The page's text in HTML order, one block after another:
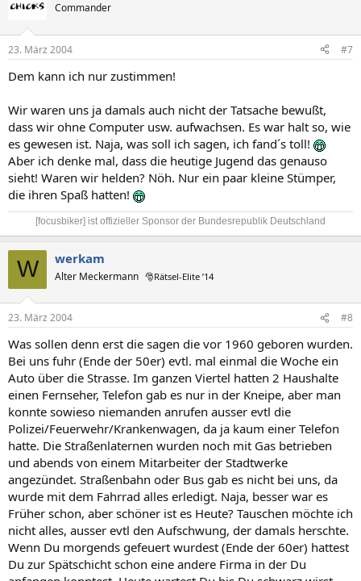
Commander
23. März 2004 #7
Dem kann ich nur zustimmen!
Wir waren uns ja damals auch nicht der Tatsache bewußt,
dass wir ohne Computer usw. aufwachsen. Es war halt so, wie
es gewesen ist. Naja, was soll ich sagen, ich fand´s toll!
Aber ich denke mal, dass die heutige Jugend das genauso
sieht! Waren wir helden? Nöh. Nur ein paar kleine Stümper,
die ihren Spaß hatten!
[focusbiker] ist offizieller Sponsor der Bundesrepublik Deutschland​
W werkam
Alter Meckermann 🎅Rätsel-Elite ’14
23. März 2004 #8
Was sollen denn erst die sagen die vor 1960 geboren wurden.
Bei uns fuhr (Ende der 50er) evtl. mal einmal die Woche ein
Auto über die Strasse. Im ganzen Viertel hatten 2 Haushalte
einen Fernseher, Telefon gab es nur in der Kneipe, aber man
konnte sowieso niemanden anrufen ausser evtl die
Polizei/Feuerwehr/Krankenwagen, da ja kaum einer Telefon
hatte. Die Straßenlaternen wurden noch mit Gas betrieben
und abends von einem Mitarbeiter der Stadtwerke
angezündet. Straßenbahn oder Bus gab es nicht bei uns, da
wurde mit dem Fahrrad alles erledigt. Naja, besser war es
Früher schon, aber schöner ist es Heute? Tauschen möchte ich
nicht alles, ausser evtl den Aufschwung, der damals herschte.
Wenn Du morgends gefeuert wurdest (Ende der 60er) hattest
Du zur Spätschicht schon eine andere Firma in der Du